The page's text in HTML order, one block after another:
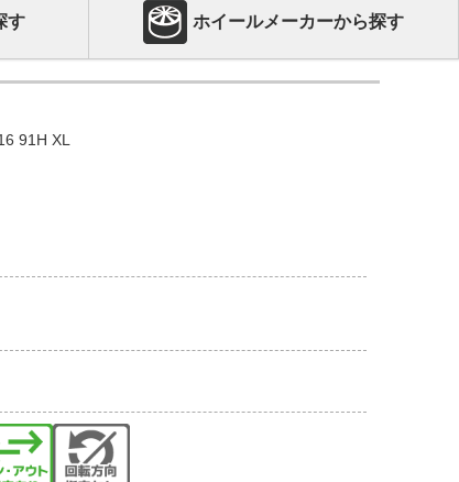
す ホイールメーカーから探す
91H XL